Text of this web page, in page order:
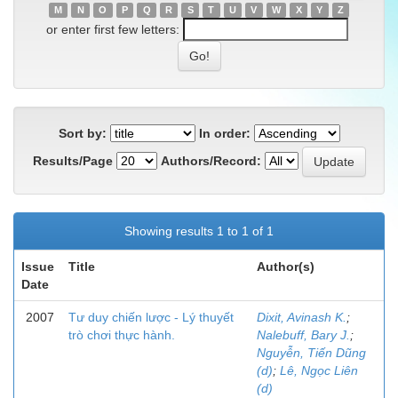
M
N O P Q R S T U V W X Y Z
or enter first few letters:
Sort by:
In order:
Results/Page
Authors/Record:
Showing results 1 to 1 of 1
Issue
Date
Title Author(s)
2007
Tư duy chiến lược - Lý thuyết
trò chơi thực hành.
Dixit, Avinash K. ;
Nalebuff, Bary J. ;
Nguyễn, Tiến Dũng
(d); Lê, Ngọc Liên
(d)